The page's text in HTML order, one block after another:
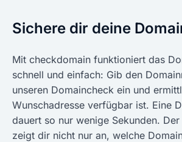
Sichere dir deine
Mit checkdomain funktioniert das
schnell und einfach: Gib den
unseren Domaincheck ein und
Wunschadresse verfügbar ist. Eine
dauert so nur wenige Sekunden.
zeigt dir nicht nur an, welche